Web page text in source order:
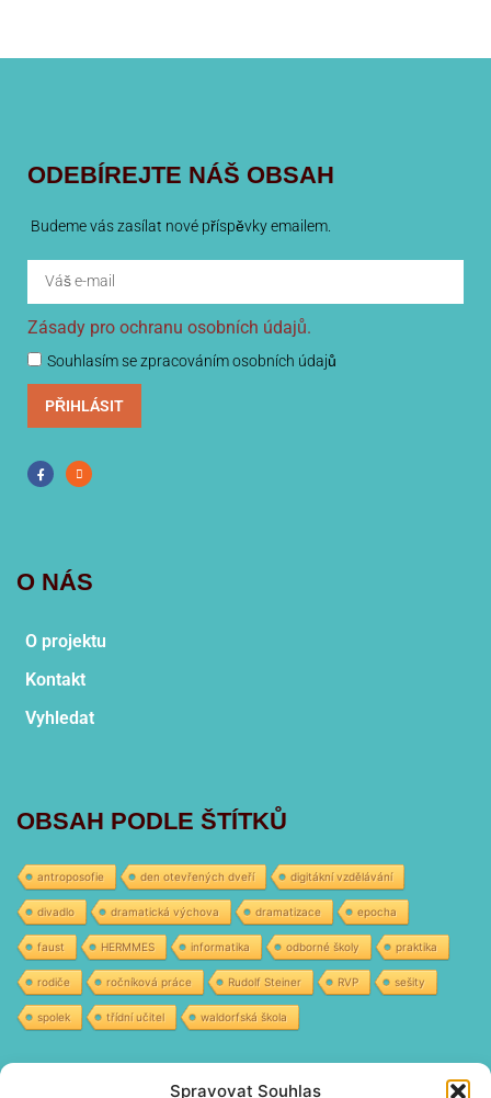
Spravovat Souhlas
ODEBÍREJTE NÁŠ OBSAH
Budeme vás zasílat nové příspěvky emailem.
Zásady pro ochranu osobních údajů.
Souhlasím se zpracováním osobních údajů
PŘIHLÁSIT
O NÁS
O projektu
Kontakt
Vyhledat
OBSAH PODLE ŠTÍTKŮ
antroposofie den otevřených dveří digitákní vzdělávání
divadlo dramatická výchova dramatizace epocha
faust HERMMES informatika odborné školy praktika
rodiče ročníková práce Rudolf Steiner RVP sešity
spolek třídní učitel waldorfská škola